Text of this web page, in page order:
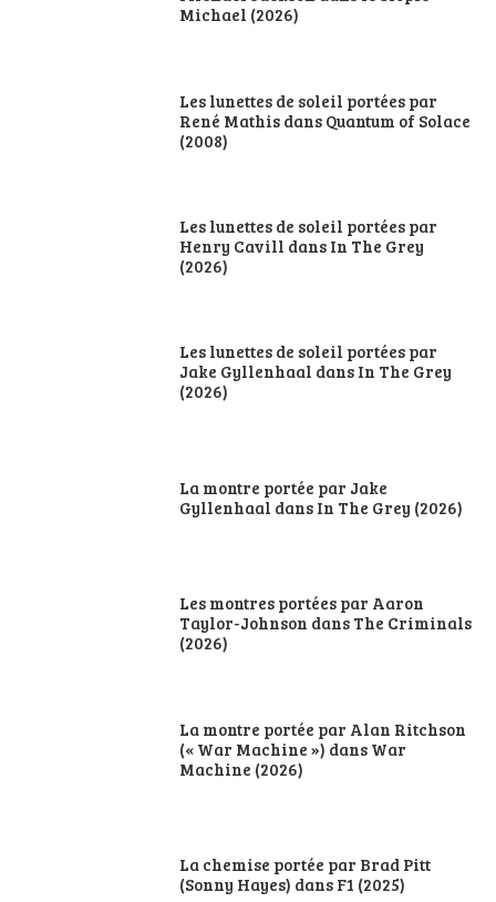
Michael (2026)
Les lunettes de soleil portées par
René Mathis dans Quantum of Solace
(2008)
Les lunettes de soleil portées par
Henry Cavill dans In The Grey
(2026)
Les lunettes de soleil portées par
Jake Gyllenhaal dans In The Grey
(2026)
La montre portée par Jake
Gyllenhaal dans In The Grey (2026)
Les montres portées par Aaron
Taylor-Johnson dans The Criminals
(2026)
La montre portée par Alan Ritchson
(« War Machine ») dans War
Machine (2026)
La chemise portée par Brad Pitt
(Sonny Hayes) dans F1 (2025)